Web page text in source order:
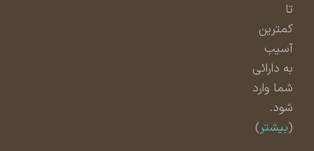
کمترین
آسیب
به دارائی
شما وارد
شود.
بیشتر)